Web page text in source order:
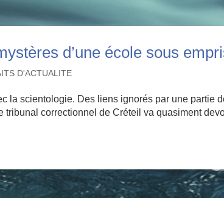
d’une école sous
D'ACTUALITE
la scientologie. Des liens ignorés par une partie
tribunal correctionnel de Créteil va quasiment